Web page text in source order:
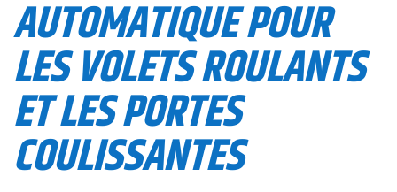
AUTOMATIQUE POUR
LES VOLETS ROULANTS
ET LES PORTES
COULISSANTES